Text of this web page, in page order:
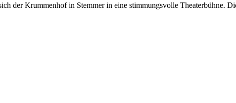
der Krummenhof in Stemmer in eine stimmungsvolle Theaterbühne.